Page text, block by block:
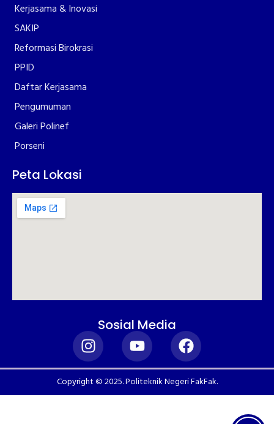
Kerjasama & Inovasi
SAKIP
Reformasi Birokrasi
PPID
Daftar Kerjasama
Pengumuman
Galeri Polinef
Porseni
Peta Lokasi
Sosial Media
Copyright © 2025. Politeknik Negeri FakFak.